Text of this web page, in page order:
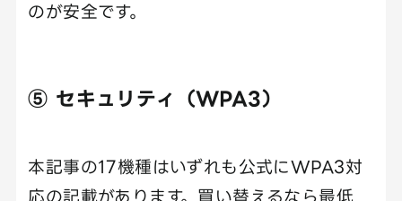
のが安全です。
⑤ セキュリティ（WPA3）
本記事の17機種はいずれも公式にWPA3対
応の記載があります。買い替えるなら最低